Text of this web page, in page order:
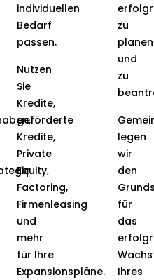
individuellen
Bedarf
passen.
Nutzen
Sie
Kredite,
geförderte
Kredite,
Private
Equity,
Factoring,
Firmenleasing
und
mehr
für Ihre
Expansionspläne.
zu
planen
und
zu
legen
wir
den
für
das
Ihres